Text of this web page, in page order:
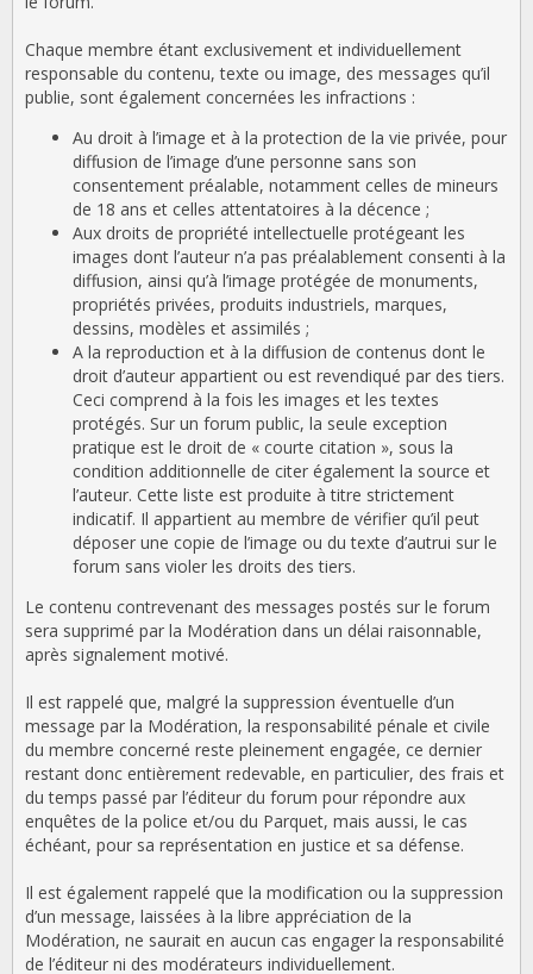
Chaque membre étant exclusivement et individuellement
responsable du contenu, texte ou image, des messages qu’il
publie, sont également concernées les infractions :
Au droit à l’image et à la protection de la vie privée, pour
diffusion de l’image d’une personne sans son
consentement préalable, notamment celles de mineurs
de 18 ans et celles attentatoires à la décence ;
Aux droits de propriété intellectuelle protégeant les
images dont l’auteur n’a pas préalablement consenti à la
diffusion, ainsi qu’à l’image protégée de monuments,
propriétés privées, produits industriels, marques,
dessins, modèles et assimilés ;
A la reproduction et à la diffusion de contenus dont le
droit d’auteur appartient ou est revendiqué par des tiers.
Ceci comprend à la fois les images et les textes
protégés. Sur un forum public, la seule exception
pratique est le droit de « courte citation », sous la
condition additionnelle de citer également la source et
l’auteur. Cette liste est produite à titre strictement
indicatif. Il appartient au membre de vérifier qu’il peut
déposer une copie de l’image ou du texte d’autrui sur le
forum sans violer les droits des tiers.
Le contenu contrevenant des messages postés sur le forum
sera supprimé par la Modération dans un délai raisonnable,
après signalement motivé.
Il est rappelé que, malgré la suppression éventuelle d’un
message par la Modération, la responsabilité pénale et civile
du membre concerné reste pleinement engagée, ce dernier
restant donc entièrement redevable, en particulier, des frais et
du temps passé par l’éditeur du forum pour répondre aux
enquêtes de la police et/ou du Parquet, mais aussi, le cas
échéant, pour sa représentation en justice et sa défense.
Il est également rappelé que la modification ou la suppression
d’un message, laissées à la libre appréciation de la
Modération, ne saurait en aucun cas engager la responsabilité
de l’éditeur ni des modérateurs individuellement.